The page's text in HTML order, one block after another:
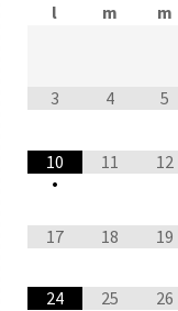
l m m
3 4 5
10
•
11 12
17 18 19
24
25 26